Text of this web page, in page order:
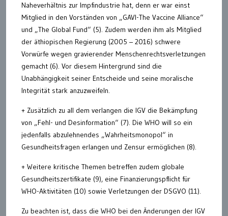
Naheverhältnis zur Impfindustrie hat, denn er war einst
Mitglied in den Vorständen von „GAVI-The Vaccine Alliance“
und „The Global Fund“ (5). Zudem werden ihm als Mitglied
der äthiopischen Regierung (2005 – 2016) schwere
Vorwürfe wegen gravierender Menschenrechtsverletzungen
gemacht (6). Vor diesem Hintergrund sind die
Unabhängigkeit seiner Entscheide und seine moralische
Integrität stark anzuzweifeln.
+ Zusätzlich zu all dem verlangen die IGV die Bekämpfung
von „Fehl- und Desinformation“ (7). Die WHO will so ein
jedenfalls abzulehnendes „Wahrheitsmonopol“ in
Gesundheitsfragen erlangen und Zensur ermöglichen (8).
+ Weitere kritische Themen betreffen zudem globale
Gesundheitszertifikate (9), eine Finanzierungspflicht für
WHO-Aktivitäten (10) sowie Verletzungen der DSGVO (11).
Zu beachten ist, dass die WHO bei den Änderungen der IGV